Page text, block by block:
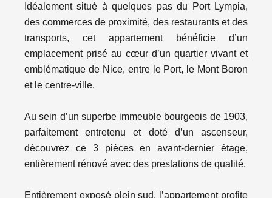
Idéalement situé à quelques pas du Port Lympia,
des commerces de proximité, des restaurants et des
transports, cet appartement bénéficie d’un
emplacement prisé au cœur d’un quartier vivant et
emblématique de Nice, entre le Port, le Mont Boron
et le centre-ville.
Au sein d’un superbe immeuble bourgeois de 1903,
parfaitement entretenu et doté d’un ascenseur,
découvrez ce 3 pièces en avant-dernier étage,
entièrement rénové avec des prestations de qualité.
Entièrement exposé plein sud, l’appartement profite